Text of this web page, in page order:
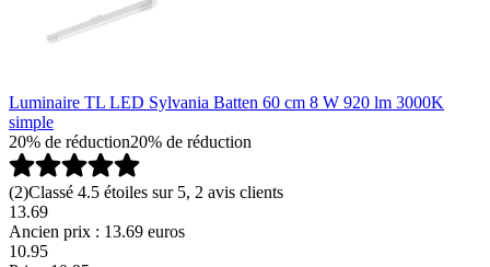
Luminaire TL LED Sylvania Batten 60 cm 8 W 920 lm 3000K
simple
20% de réduction20% de réduction
(2)Classé 4.5 étoiles sur 5, 2 avis clients
13.69
Ancien prix : 13.69 euros
10.95